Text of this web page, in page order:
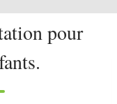
pour